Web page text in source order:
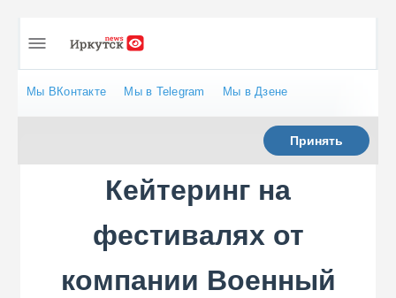
Мы ВКонтакте Мы в Telegram Мы в Дзене
Принять
Кейтеринг на
фестивалях от
компании Военный